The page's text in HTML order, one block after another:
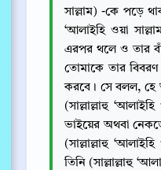
সাল্লাম) -কে পড়ে
‘আলাইহি ওয়া
এরপর থলে ও তার
তোমাকে তার বিবরণ
করবে। সে বলল, হে
(সাল্লাল্লাহু
ভাইয়ের অথবা
(সাল্লাল্লাহু
তিনি (সাল্লাল্লাহু